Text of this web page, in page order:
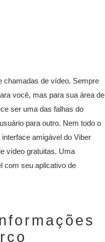
chamadas de vídeo. Sempre
você, mas para sua área de
ser uma das falhas do
para outro. Nem todo o
amigável do Viber
vídeo gratuitas. Uma
com seu aplicativo de